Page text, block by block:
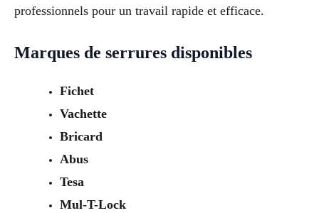
professionnels pour un travail rapide et efficace.
Marques de serrures disponibles
Fichet
Vachette
Bricard
Abus
Tesa
Mul-T-Lock